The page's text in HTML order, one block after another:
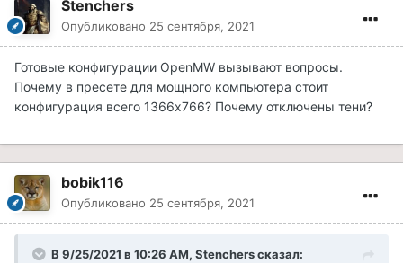
Stenchers
Опубликовано 25 сентября, 2021
Готовые конфигурации OpenMW вызывают вопросы.
Почему в пресете для мощного компьютера стоит
конфигурация всего 1366x766? Почему отключены тени?
bobik116
Опубликовано 25 сентября, 2021
В 9/25/2021 в 10:26 AM, Stenchers сказал: